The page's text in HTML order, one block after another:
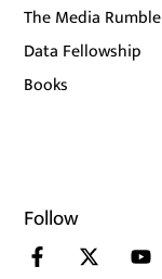
The Media Rumble
Data Fellowship
Books
Follow